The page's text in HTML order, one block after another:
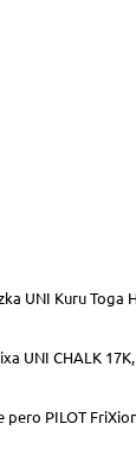
UNI Kuru Toga
UNI CHALK
pero PILOT